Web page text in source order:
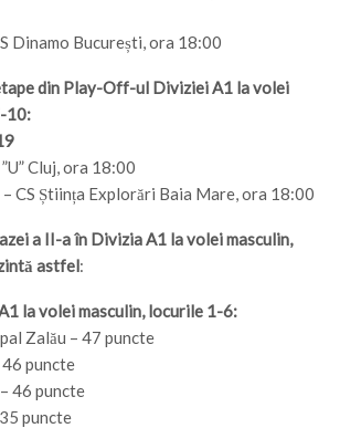
Dinamo București, ora 18:00
din Play-Off-ul Diviziei A1 la volei
10:
Cluj, ora 18:00
CS Știința Explorări Baia Mare, ora 18:00
a II-a în Divizia A1 la volei masculin,
astfel:
la volei masculin, locurile 1-6:
Zalău – 47 puncte
46 puncte
46 puncte
puncte